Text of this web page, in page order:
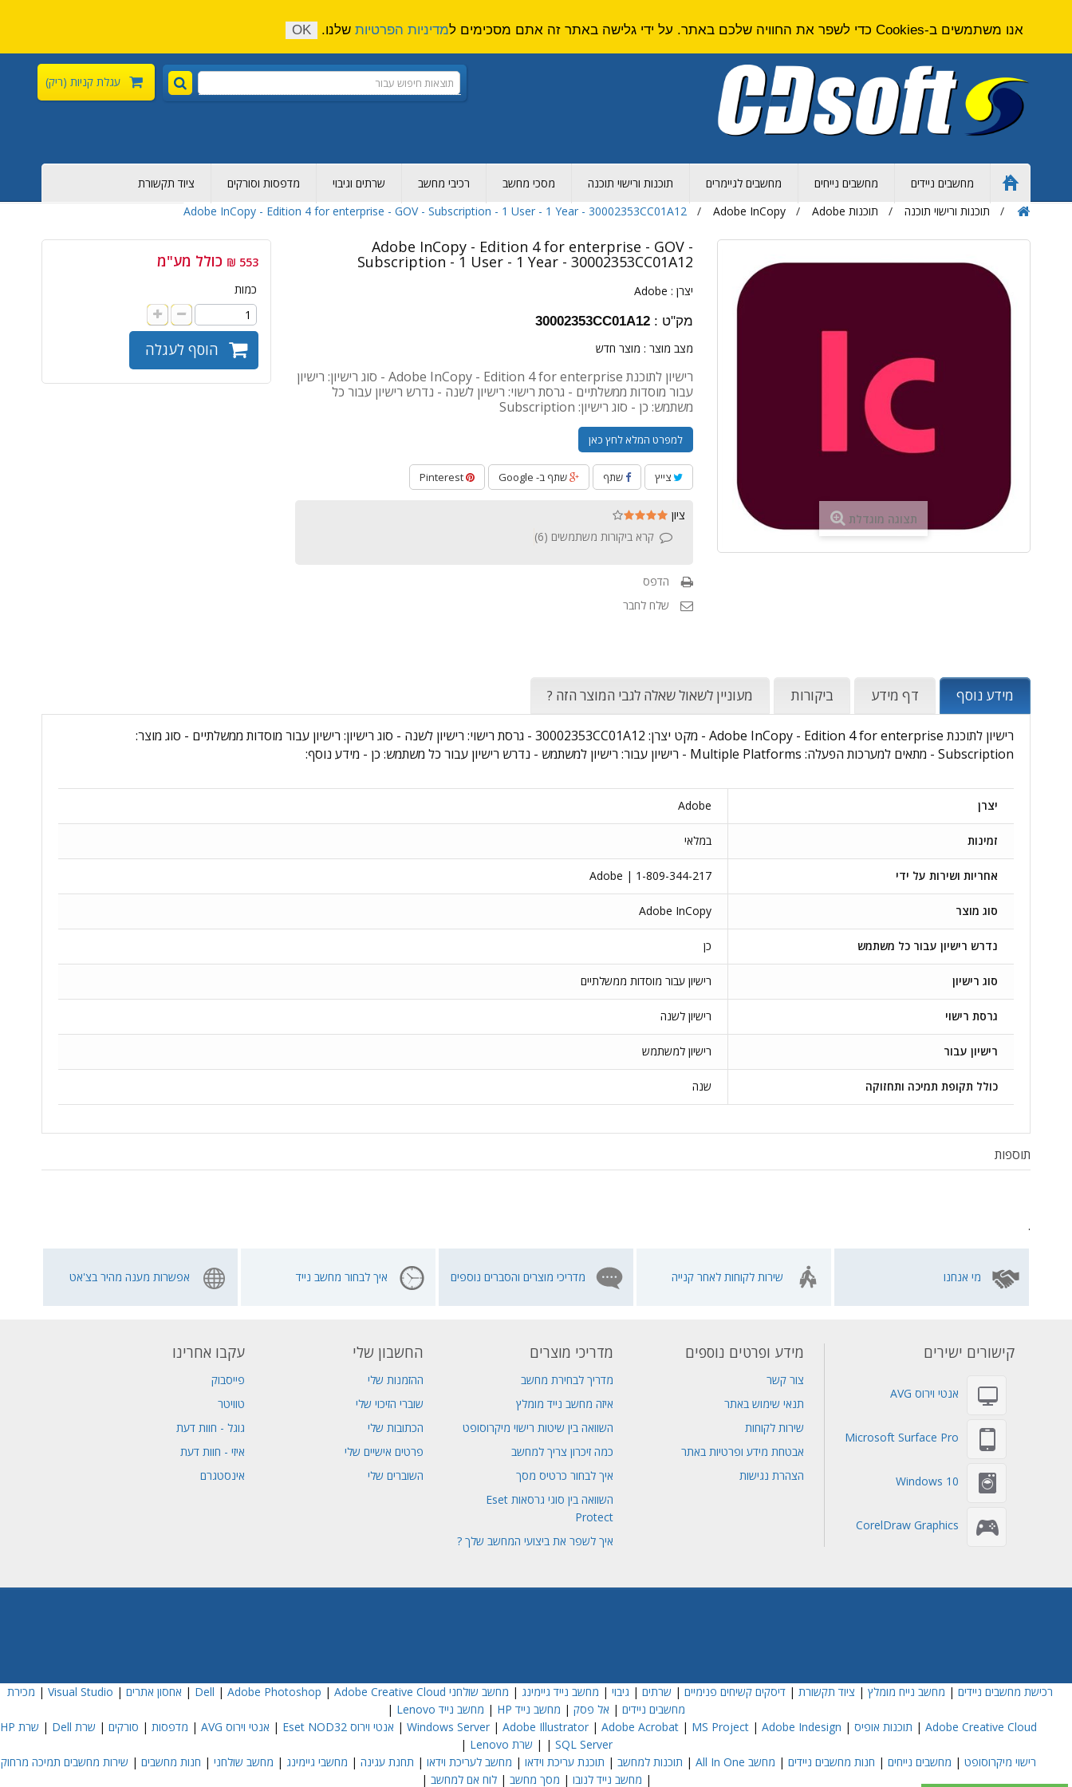
עגלת קניות (ריק)
Home
Page
מחשבים ניידים מחשבים נייחים מחשבים לגיימרים תוכנות ורישוי תוכנה מסכי מחשב רכיבי מחשב שרתים וגיבוי מדפסות וסורקים
ציוד תקשורת
תוכנות ורישוי תוכנה
תוכנות Adobe Adobe InCopy
Adobe InCopy - Edition 4 for enterprise - GOV - Subscription - 1 User - 1 Year - 30002353CC01A12
תצוגה מוגדלת
Adobe InCopy - Edition 4 for enterprise - GOV -
Subscription - 1 User - 1 Year - 30002353CC01A12
יצרן : Adobe
מק"ט : 30002353CC01A12
מצב מוצר : מוצר חדש
רישיון לתוכנת Adobe InCopy - Edition 4 for enterprise - סוג רישיון: רישיון
עבור מוסדות ממשלתיים - גרסת רישוי: רישיון לשנה - נדרש רישיון עבור כל
משתמש: כן - סוג רישיון: Subscription
למפרט המלא לחץ כאן
צייץ שתף שתף ב- Google Pinterest
ציון
קרא ביקורות משתמשים (6
)
הדפס
שלח לחבר
553 ₪ כולל מע"מ
כמות
הוסף לעגלה
מידע נוסף דף מידע ביקורות מעוניין לשאול שאלה לגבי המוצר הזה ?
רישיון לתוכנת Adobe InCopy - Edition 4 for enterprise - מקט יצרן: 30002353CC01A12 - גרסת רישוי: רישיון לשנה - סוג רישיון: רישיון עבור מוסדות ממשלתיים - סוג מוצר:
Subscription - מתאים למערכות הפעלה: Multiple Platforms - רישיון עבור: רישיון למשתמש - נדרש רישיון עבור כל משתמש: כן - מידע נוסף:
יצרן Adobe
זמינות במלאי
אחריות ושירות על ידי Adobe | 1-809-344-217
סוג מוצר Adobe InCopy
נדרש רישיון עבור כל משתמש כן
סוג רישיון רישיון עבור מוסדות ממשלתיים
גרסת רישוי רישיון לשנה
רישיון עבור רישיון למשתמש
כולל תקופת תמיכה ותחזוקה שנה
תוספות
.
מי אנחנו שירות לקוחות לאחר קנייה מדריכי מוצרים והסברים נוספים איך לבחור מחשב נייד אפשרות מענה מהיר בצ'אט
קישורים ישירים
אנטי וירוס AVG
Microsoft Surface Pro
Windows 10
CorelDraw Graphics
מידע ופרטים נוספים
צור קשר
תנאי שימוש באתר
שירות לקוחות
אבטחת מידע ופרטיות באתר
הצהרת נגישות
מדריכי מוצרים
מדריך לבחירת מחשב
איזה מחשב נייד מומלץ
השוואה בין שיטות רישוי מיקרוסופט
כמה זיכרון צריך למחשב
איך לבחור כרטיס מסך
השוואה בין סוגי גרסאות Eset
Protect
איך לשפר את ביצועי המחשב שלך ?
החשבון שלי
ההזמנות שלי
שוברי הזיכוי שלי
הכתובות שלי
פרטים אישיים שלי
השוברים שלי
עקבו אחרינו
פייסבוק
טוויטר
גוגל - חוות דעת
איזי - חוות דעת
אינסטגרם
אנו משתמשים ב-Cookies כדי לשפר את החוויה שלכם באתר. על ידי גלישה באתר זה אתם מסכימים ל מדיניות הפרטיות שלנו. OK
רכישת מחשבים ניידים | מחשב נייח מומלץ | ציוד תקשורת |דיסקים קשיחים פנימיים | שרתים | גיבוי | מחשב נייד גיימינג | מחשב שולחני Dell | Adobe Photoshop | Adobe Creative Cloud
| אחסון אתרים |
Visual Studio
| מכירת
מחשבים ניידים | אל פסק | מחשב נייד HP | מחשב נייד Lenovo
|
Adobe Creative Cloud
| תוכנות אופיס |
Windows Server | Adobe Illustrator | Adobe Acrobat | MS Project | Adobe Indesign
| אנטי וירוס Eset NOD32 | אנטי וירוס AVG | מדפסות | סורקים | שרת Dell | שרת HP
| SQL Server
| שרת Lenovo
|
רישוי מיקרוסופט | מחשבים נייחים | חנות מחשבים ניידים | מחשב All In One | תוכנות למחשב | תוכנת עריכת וידאו | מחשב לעריכת וידאו | תחנת עגינה | מחשבי גיימינג | מחשב שולחני | חנות מחשבים | שירות מחשבים תמיכה מרחוק
| מחשב נייד לנובו | מסך מחשב |לוח אם למחשב |